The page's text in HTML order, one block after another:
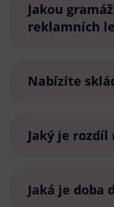
Jakou
reklamních
Nabízíte
Jaký je rozdíl
Jaká je doba